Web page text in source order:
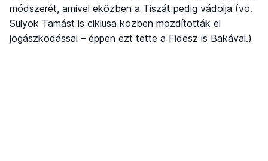
módszerét, amivel eközben a Tiszát pedig vádolja (vö.
Sulyok Tamást is ciklusa közben mozdították el
jogászkodással – éppen ezt tette a Fidesz is Bakával.)